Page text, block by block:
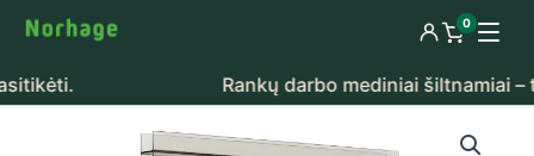
Pereiti prie turinio
Prisijungti
0
Peržiūrėti
Rankų darbo mediniai šiltnamiai –